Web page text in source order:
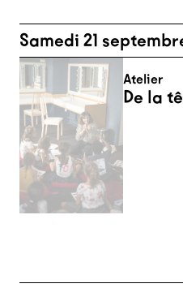
Samedi 21
Atelier
De la